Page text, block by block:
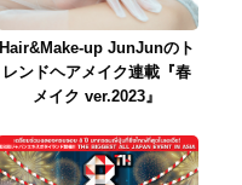
Hair&Make-up JunJunのト
レンドヘアメイク連載『春
メイク ver.2023』